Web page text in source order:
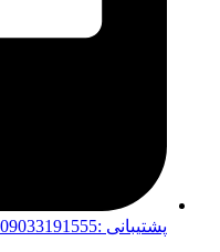
پشتیبانی :09033191555 واتس آپ